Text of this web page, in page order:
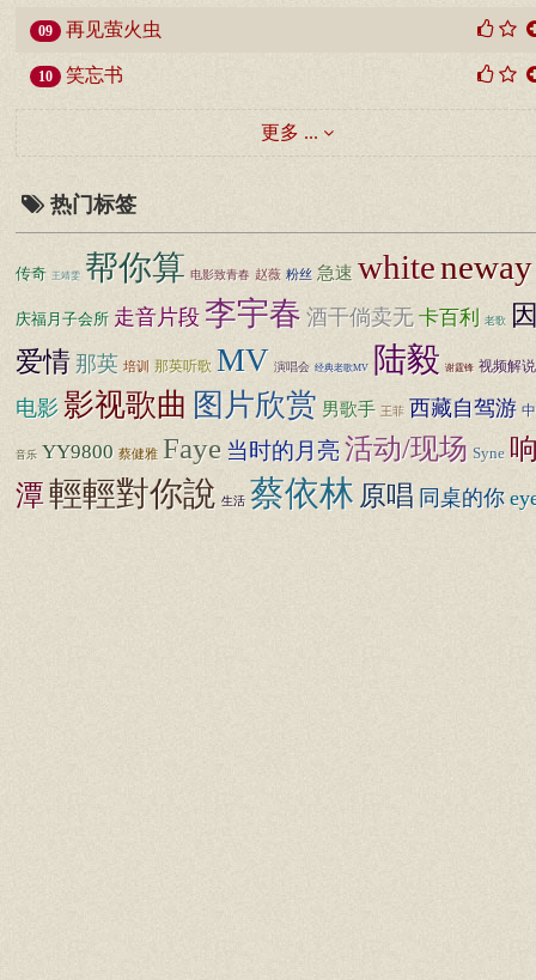
09 再见萤火虫
10 笑忘书
更多 ...
热门标签
传奇 王靖雯 帮你算 电影致青春 赵薇 粉丝 急速 whiteneway
庆福月子会所 走音片段 李宇春 酒干倘卖无 卡百利 老歌
爱情 那英 培训 那英听歌 MV 演唱会 经典老歌MV 陆毅 谢霆锋 视频解说
电影 影视歌曲 图片欣赏 男歌手 王菲 西藏自驾游
音乐 YY9800 蔡健雅 Faye 当时的月亮活动/现场 Syne
潭輕輕對你說 生活 蔡依林 原唱 同桌的你